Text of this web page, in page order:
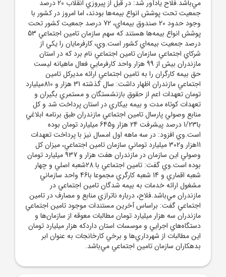
مي‌باشد.فلاح يادآور شد: در قبل از پيروزي انقلاب 20 درصد
جمعيت تحت پوشش انواع بيمه‌ها بودند، اما امروز در کشور با
وجود حدود 20 صندوق بيمه‌اي، 72 درصد جمعيت کشور تحت
پوشش انواع بيمه‌ها هستند که سهم سازمان تامين اجتماعي 53
درصد جمعيت بيمه‌اي کشور است.وي، کارفرمايان را يکي از
شرکاي اجتماعي سازمان تامين اجتماعي نام برد که در استان
مازندران بيش از 99 هزار واحد کارفرمايي فعال ماهيانه ليست
حق بيمه کارگران را به تامين اجتماعي ارائه مديرکل تامين
اجتماعي مازندران اظهار داشت: سال گذشته 31 هزار و 810ميليارد
تومان تعهدات اعم از حقوق بازنشستگان و مستمري بگيران و
تعهدات کوتاه مدت و بيمه بيکاري در استان پرداخت شد و کل
منابع وصولي پارسال تامين اجتماعي مازندران طبق برنامه ابلاغي
با1/23 درصد پيشرفت 24 هزار و645 ميليارد تومان بوده
است.وي افزود: در سه ماهه اول امسال نيز با پرداخت تعهدات
11هزار و302 ميليارد توماني سازمان تامين اجتماعي، ميزان کل
وصولي اين سازمان در مازندران هفت هزار و 937 ميليارد تومان
بوده است.وي گفت: تامين اجتماعي با 28شعبه اصلي و چهار
شعبه اقماري و 14 شعبه کارگري مجموعا با46 واحد سازماني
مشغول ارائه خدمات به بيمه شدگان تامين اجتماعي در
مازندران مي‌باشد.فلاح، درباره ناترازي منابع و مصارف در تامين
اجتماعي گفت: براساس آخرين مستندات موجود تامين اجتماعي
مازندران سه هزار ميليارد تومان مطالبات معوقه از سازمان‌ها و
دستگاه‌هاي اجرايي و موسسات استان داردکه هزار ميليارد تومان
اين مطالبات از شهرداري‌ها و برخي کارخانجات به عنوان ابر
بدهکاران سازمان تامين اجتماعي مي‌باشد.